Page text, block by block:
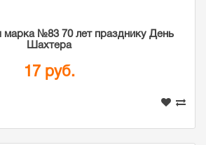
марка №83 70 лет празднику День
Шахтера
17 руб.